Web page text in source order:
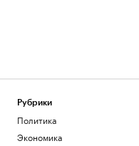
Рубрики
Политика
Экономика